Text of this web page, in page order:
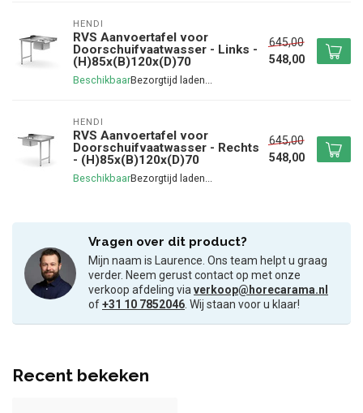
HENDI
RVS Aanvoertafel voor
Doorschuifvaatwasser - Links -
(H)85x(B)120x(D)70
Beschikbaar
645,00
548,00
HENDI
RVS Aanvoertafel voor
Doorschuifvaatwasser - Rechts
- (H)85x(B)120x(D)70
Beschikbaar
645,00
548,00
Vragen over dit product?
Mijn naam is Laurence. Ons team helpt u graag
verder. Neem gerust contact op met onze
verkoop afdeling viaverkoop@horecarama.nl
of+31 10 7852046. Wij staan voor u klaar!
Recent bekeken